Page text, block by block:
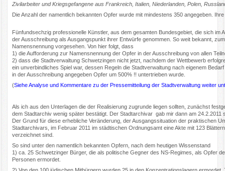
Zivilarbeiter und Kriegsgefangene aus Frankreich, Italien, Niederlanden, Polen,
Die Anzahl der namentlich bekannten Opfer wurde mit mindestens 350 angegeben.
Fünfundsechzig professionelle Künstler, aus dem gesamten Bundesgebiet, die sich im
der Ausschreibung als Ausgangspunkt ihrer Entwürfe genommen. So weit bekannt,
Namensnennung vorgesehen. Von hier folgt, dass
1) die Aufforderung zur Namensnennung der Opfer in der Ausschreibung von allen
2) dass die Stadtverwaltung Schwetzingen nicht jetzt, nachdem der Wettbewerb
ein unverbindliches Spiel war, dessen Regeln die Stadtverwaltung nach eigenem
in der Ausschreibung angegeben Opfer um 500% !! untertrieben wurde.
(Siehe Analyse und Kommentare zu der Pressemitteilung der Stadtverwaltung weiter
Als ich aus den Unterlagen die der Realisierung zugrunde liegen sollten, zunächst
dem Stadtarchiv wenig später bestätigt. Der Stadtarchivar gab mir dann am
Der Grund für diese erhebliche Veränderung, der Ausgangssituation der praktischen
Stadtarchivars, im Februar 2011 im städtischen Ordnungsamt eine Akte mit 123
verzeichnet sind.
So sind unter den namentlich bekannten Opfern, nach dem heutigen Wissenstand
1) ca. 25 Schwetzinger Bürger, die als politische Gegner des NS-Regimes, als Opfer
Personen ermordet.